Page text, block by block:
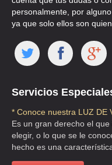
personalmente, por
ya que solo ellos son
Servicios
* Conoce nuestra LUZ DE
Es un gran derecho el
elegir, o lo que se le
hecho es una